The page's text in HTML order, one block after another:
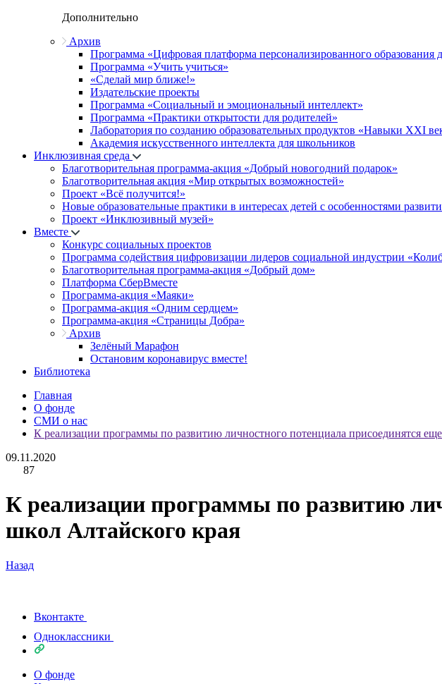
Дополнительно
Архив
Программа «Цифровая платформа персонализированного образования
Программа «Учить учиться»
«Сделай мир ближе!»
Издательские проекты
Программа «Социальный и эмоциональный интеллект»
Программа «Практики открытости для родителей»
Лаборатория по созданию образовательных продуктов «Навыки XXI
Академия искусственного интеллекта для школьников
Инклюзивная среда
Благотворительная программа-акция «Добрый новогодний подарок»
Благотворительная акция «Мир открытых возможностей»
Проект «Всё получится!»
Новые образовательные практики в интересах детей с особенностями
Проект «Инклюзивный музей»
Вместе
Конкурс социальных проектов
Программа содействия цифровизации лидеров социальной индустрии
Благотворительная программа-акция «Добрый дом»
Платформа СберВместе
Программа-акция «Маяки»
Программа-акция «Одним сердцем»
Программа-акция «Страницы Добра»
Архив
Зелёный Марафон
Остановим коронавирус вместе!
Библиотека
Главная
О фонде
СМИ о нас
К реализации программы по развитию личностного потенциала присоединятся
09.11.2020
87
К реализации программы по развитию
школ Алтайского края
Назад
Вконтакте
Одноклассники
О фонде